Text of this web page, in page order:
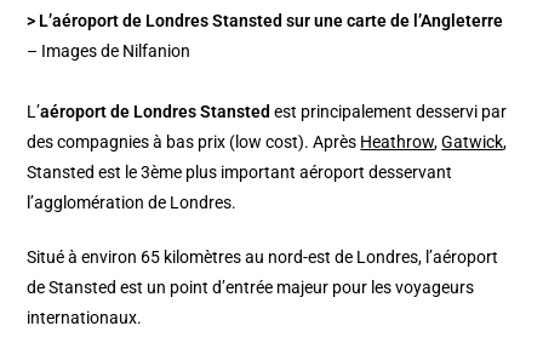
> L’aéroport de Londres Stansted sur une carte de l’Angleterre
– Images de Nilfanion
L’aéroport de Londres Stansted est principalement desservi par
des compagnies à bas prix (low cost). Après Heathrow,Gatwick,
Stansted est le 3ème plus important aéroport desservant
l’agglomération de Londres.
Situé à environ 65 kilomètres au nord-est de Londres, l’aéroport
de Stansted est un point d’entrée majeur pour les voyageurs
internationaux.